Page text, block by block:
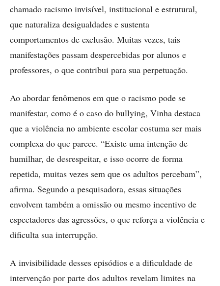
chamado racismo invisível, institucional e estrutural,
que naturaliza desigualdades e sustenta
comportamentos de exclusão. Muitas vezes, tais
manifestações passam despercebidas por alunos e
professores, o que contribui para sua perpetuação.
Ao abordar fenômenos em que o racismo pode se
manifestar, como é o caso do bullying, Vinha destaca
que a violência no ambiente escolar costuma ser mais
complexa do que parece. “Existe uma intenção de
humilhar, de desrespeitar, e isso ocorre de forma
repetida, muitas vezes sem que os adultos percebam”,
afirma. Segundo a pesquisadora, essas situações
envolvem também a omissão ou mesmo incentivo de
espectadores das agressões, o que reforça a violência e
dificulta sua interrupção.
A invisibilidade desses episódios e a dificuldade de
intervenção por parte dos adultos revelam limites na